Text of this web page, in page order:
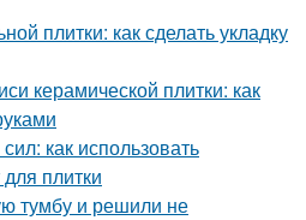
плитки: как сделать укладку
керамической плитки: как
как использовать
плитки
тумбу и решили не